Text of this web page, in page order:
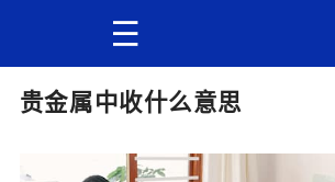
贵金属中收什么意思